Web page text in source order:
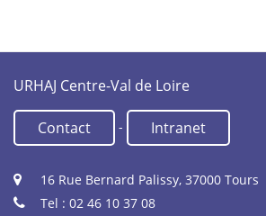
URHAJ Centre-Val de Loire
Contact - Intranet
16 Rue Bernard Palissy, 37000 Tours
Tel : 02 46 10 37 08